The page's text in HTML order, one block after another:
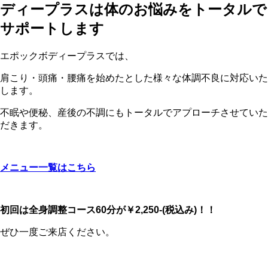
ディープラスは体のお悩みをトータルで
サポートします
エポックボディープラスでは、
肩こり・頭痛・腰痛を始めたとした様々な体調不良に対応いた
します。
不眠や便秘、産後の不調にもトータルでアプローチさせていた
だきます。
メニュー一覧はこちら
初回は全身調整コース60分が￥2,250-(税込み)！！
ぜひ一度ご来店ください。